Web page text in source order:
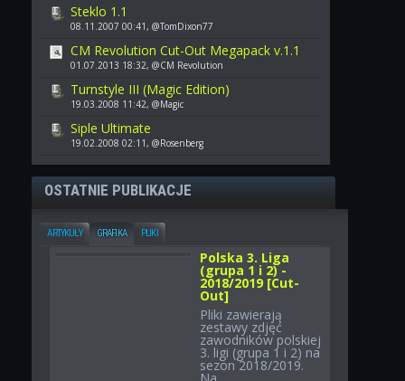
Steklo 1.1
08.11.2007 00:41, @TomDixon77
CM Revolution Cut-Out Megapack v.1.1
01.07.2013 18:32, @CM Revolution
Turnstyle III (Magic Edition)
19.03.2008 11:42, @Magic
Siple Ultimate
19.02.2008 02:11, @Rosenberg
OSTATNIE PUBLIKACJE
ARTYKUŁY GRAFIKA PLIKI
Polska 3. Liga
(grupa 1 i 2) -
2018/2019 [Cut-
Out]
Pliki zawierają
zestawy zdjęć
zawodników polskiej
3. ligi (grupa 1 i 2) na
sezon 2018/2019.